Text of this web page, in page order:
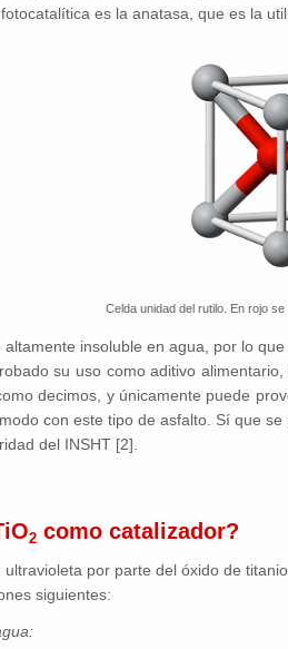
es la anatasa, que es la
Celda unidad del rutilo. En rojo
insoluble en agua, por lo
su uso como aditivo
decimos, y únicamente puede
con este tipo de asfalto. Sí que
del INSHT [2].
2como catalizador?
por parte del óxido de
siguientes: